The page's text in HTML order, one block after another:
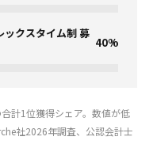
クスタイム制 募
40%
計1位獲得シェア。数値が低
社2026年調査、公認会計士